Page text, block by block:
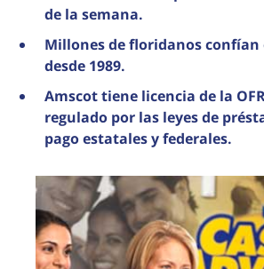
de la semana.
Millones de floridanos confían
desde 1989.
Amscot tiene licencia de la
regulado por las leyes de
pago estatales y federales.